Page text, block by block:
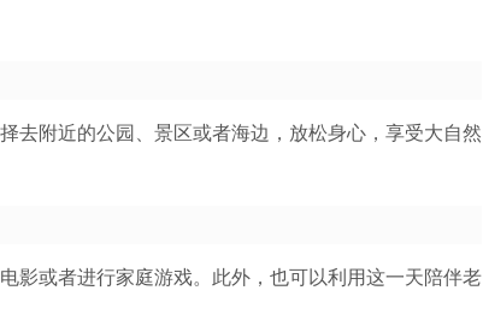
去附近的公园、景区或者海边，放松身心，享受大自然
影或者进行家庭游戏。此外，也可以利用这一天陪伴老